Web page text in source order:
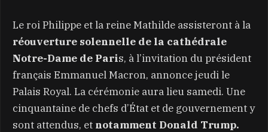
Le roi Philippe et la reine Mathilde assisteront à la
réouverture solennelle de la cathédrale
Notre-Dame de Paris, à l’invitation du président
français Emmanuel Macron, annonce jeudi le
Palais Royal. La cérémonie aura lieu samedi. Une
cinquantaine de chefs d’État et de gouvernement y
sont attendus, et notamment Donald Trump.